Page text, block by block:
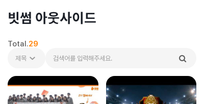
빗썸 아웃사이드
Total.29